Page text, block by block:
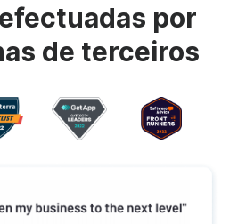
por
de terceiros